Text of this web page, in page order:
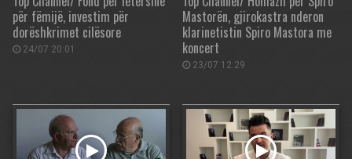
për fëmijë, investim për
dorëshkrimet cilësore
24/07 20:01
Mastorën, gjirokastra nderon
klarinetistin Spiro Mastora me
koncert
23/07 12:29